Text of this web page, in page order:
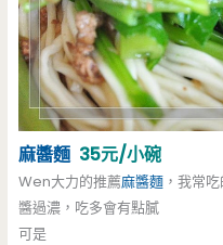
麻醬麵35元/小碗
Wen大力的推薦麻醬麵 ，我常
醬過濃，吃多會有點膩
可是